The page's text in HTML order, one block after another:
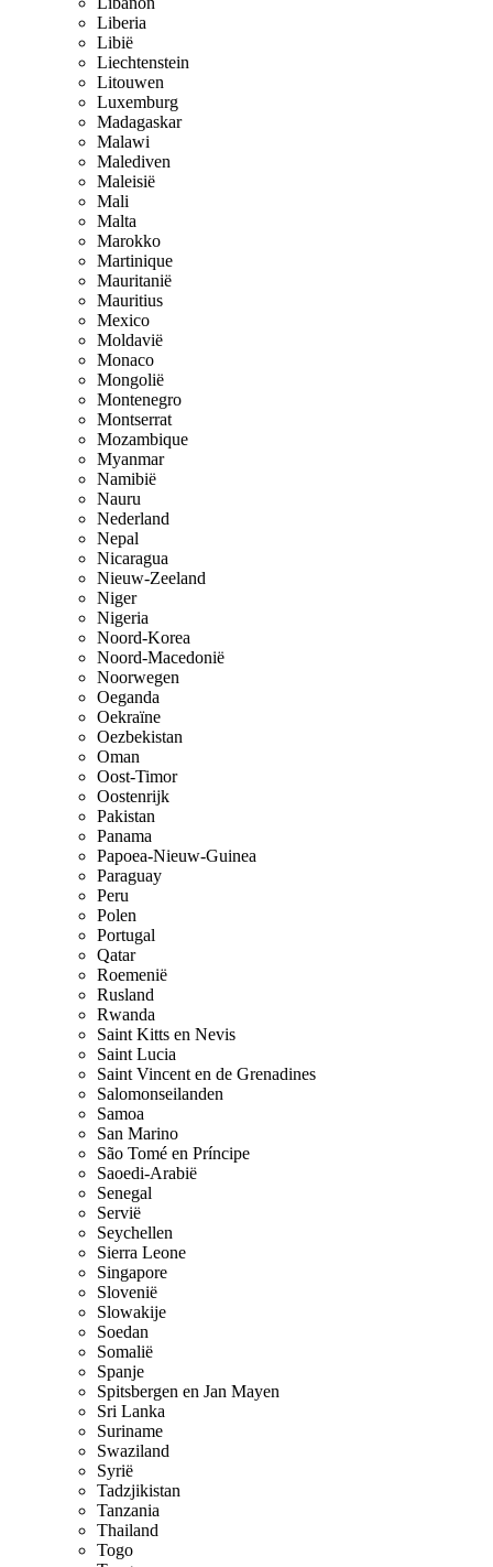
Liberia
Libië
Liechtenstein
Litouwen
Luxemburg
Madagaskar
Malawi
Malediven
Maleisië
Mali
Malta
Marokko
Martinique
Mauritanië
Mauritius
Mexico
Moldavië
Monaco
Mongolië
Montenegro
Montserrat
Mozambique
Myanmar
Namibië
Nauru
Nederland
Nepal
Nicaragua
Nieuw-Zeeland
Niger
Nigeria
Noord-Korea
Noord-Macedonië
Noorwegen
Oeganda
Oekraïne
Oezbekistan
Oman
Oost-Timor
Oostenrijk
Pakistan
Panama
Papoea-Nieuw-Guinea
Paraguay
Peru
Polen
Portugal
Qatar
Roemenië
Rusland
Rwanda
Saint Kitts en Nevis
Saint Lucia
Saint Vincent en de Grenadines
Salomonseilanden
Samoa
San Marino
São Tomé en Príncipe
Saoedi-Arabië
Senegal
Servië
Seychellen
Sierra Leone
Singapore
Slovenië
Slowakije
Soedan
Somalië
Spanje
Spitsbergen en Jan Mayen
Sri Lanka
Suriname
Swaziland
Syrië
Tadzjikistan
Tanzania
Thailand
Togo